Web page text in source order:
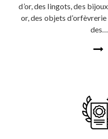
d’or, des lingots, des
or, des objets d’orfèvrerie
des…